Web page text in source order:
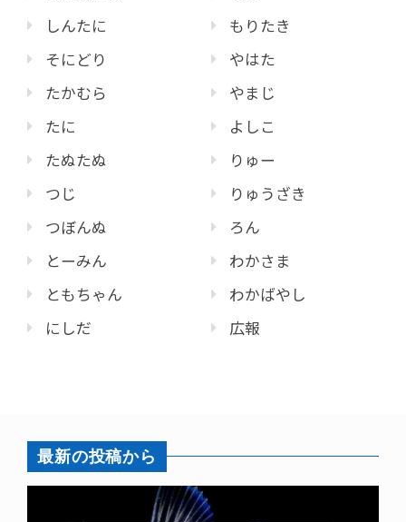
しんたに
そにどり
たかむら
たに
たぬたぬ
つじ
つぼんぬ
とーみん
ともちゃん
にしだ
もりたき
やはた
やまじ
よしこ
りゅー
りゅうざき
ろん
わかさま
わかばやし
広報
最新の投稿から